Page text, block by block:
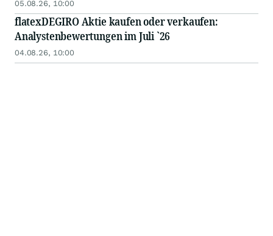
05.08.26, 10:00
flatexDEGIRO Aktie kaufen oder verkaufen:
Analystenbewertungen im Juli `26
04.08.26, 10:00